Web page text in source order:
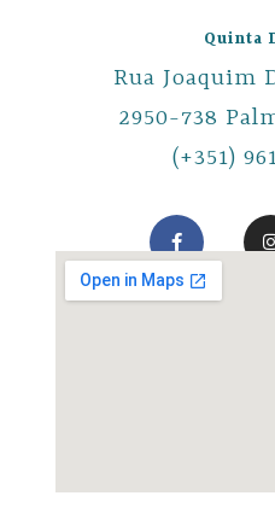
Quinta
Rua Joaquim
2950-738
(+351)